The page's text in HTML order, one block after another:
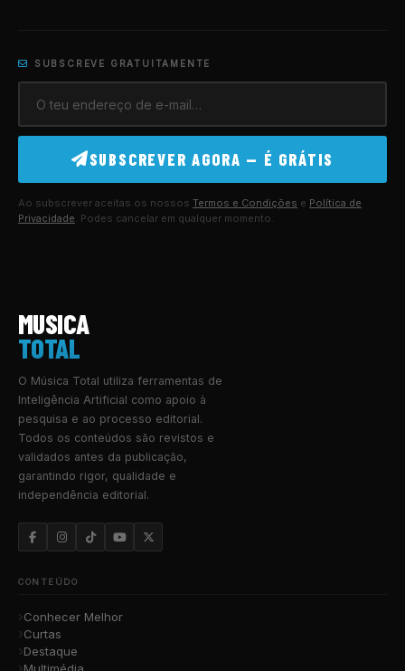
SUBSCREVE GRATUITAMENTE
SUBSCREVER AGORA — É GRÁTIS
Ao subscrever aceitas os nossos Termos e Condições e Política de
Privacidade. Podes cancelar em qualquer momento.
MUSICA
TOTAL
O Música Total utiliza ferramentas de
Inteligência Artificial como apoio à
pesquisa e ao processo editorial.
Todos os conteúdos são revistos e
validados antes da publicação,
garantindo rigor, qualidade e
independência editorial.
CONTEÚDO
Conhecer Melhor
Curtas
Destaque